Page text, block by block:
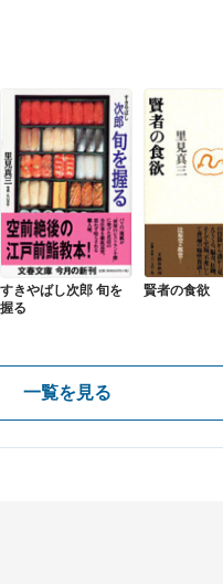
すきやばし次郎 旬を
握る
賢者の食欲
一覧を見る